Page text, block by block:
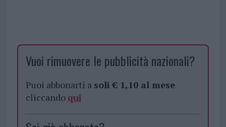
Vuoi rimuovere le pubblicità nazionali?
Puoi abbonarti a soli € 1,10 al mese
cliccando qui